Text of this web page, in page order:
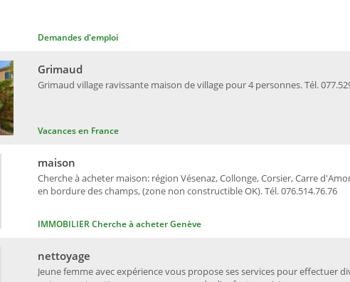
Demandes d'emploi
Vacances en France
Grimaud village ravissante maison de village pour 4 personnes. Tél.
Grimaud
IMMOBILIER Cherche à acheter Genève
Cherche à acheter maison: région Vésenaz, Collonge, Corsier, Carre
en bordure des champs, (zone non constructible OK). Tél. 076.514.76.76
maison
Jeune femme avec expérience vous propose ses services pour effectuer
nettoyage